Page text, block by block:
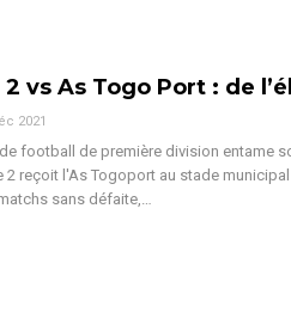
vs As Togo Port : de
2021
football de première division entame
2 reçoit l'As Togoport au stade
sans défaite,…